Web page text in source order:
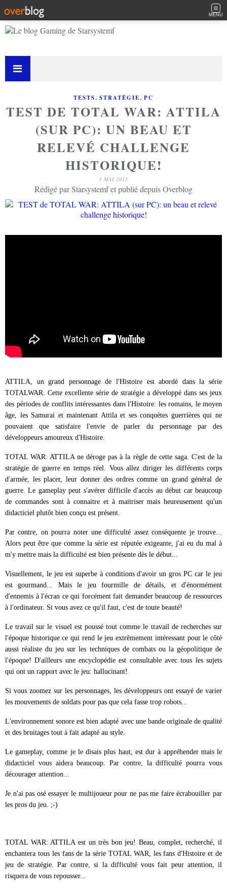
MENU
TESTS, STRATÉGIE, PC
TEST DE TOTAL WAR: ATTILA
(SUR PC): UN BEAU ET
RELEVÉ CHALLENGE
HISTORIQUE!
3 MAI 2015
Rédigé par Starsystemf et publié depuis Overblog
ATTILA, un grand personnage de l'Histoire est abordé dans la série
TOTALWAR. Cette excellente série de stratégie a développé dans ses jeux
des périodes de conflits intéressantes dans l'Histoire: les romains, le moyen
âge, les Samurai et maintenant Attila et ses conquètes guerrières qui ne
pouvaient que satisfaire l'envie de parler du personnage par des
développeurs amoureux d'Histoire.
TOTAL WAR: ATTILA ne déroge pas à la règle de cette saga. C'est de la
stratégie de guerre en temps réel. Vous allez diriger les différents corps
d'armée, les placer, leur donner des ordres comme un grand général de
guerre. Le gameplay peut s'avérer difficile d'accès au début car beaucoup
de commandes sont à connaitre et à maitriser mais heureusement qu'un
didacticiel plutôt bien conçu est présent.
Par contre, on pourra noter une difficulté assez conséquente je trouve...
Alors peut être que comme la série est réputée exigeante, j'ai eu du mal à
m'y mettre mais la difficulté est bien présente dès le début...
Visuellement, le jeu est superbe à conditions d'avoir un gros PC car le jeu
est gourmand... Mais le jeu fourmille de détails, et d'énormément
d'ennemis à l'écran ce qui forcément fait demander beaucoup de ressources
à l'ordinateur. Si vous avez ce qu'il faut, c'est de toute beauté!
Le travail sur le visuel est poussé tout comme le travail de recherches sur
l'époque historique ce qui rend le jeu extrêmement intéressant pour le côté
aussi réaliste du jeu sur les techniques de combats ou la géopolitique de
l'époque! D'ailleurs une encyclopédie est consultable avec tous les sujets
qui ont un rapport avec le jeu: hallucinant!
Si vous zoomez sur les personnages, les développeurs ont essayé de varier
les mouvements de soldats pour pas que cela fasse trop robots...
L'environnement sonore est bien adapté avec une bande originale de qualité
et des bruitages tout à fait adapté au style.
Le gameplay, comme je le disais plus haut, est dur à appréhender mais le
didacticiel vous aidera beaucoup. Par contre, la difficulté pourra vous
décourager attention...
Je n'ai pas osé essayer le multijoueur pour ne pas me faire écrabouiller par
les pros du jeu. ;-)
TOTAL WAR: ATTILA est un très bon jeu! Beau, complet, recherché, il
enchantera tous les fans de la série TOTAL WAR, les fans d'Histoire et de
jeu de stratégie. Par contre, si la difficulté vous fait peur attention, il
risquera de vous repousser...